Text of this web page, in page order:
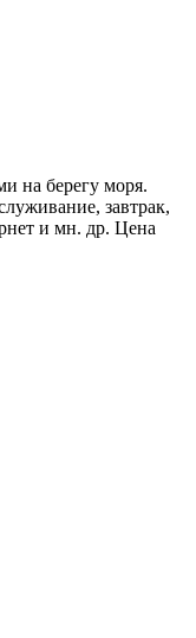
на берегу моря.
завтрак,
и мн. др. Цена